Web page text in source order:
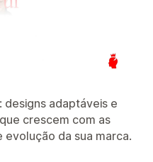
designs adaptáveis ​​e
crescem com as
da sua marca.